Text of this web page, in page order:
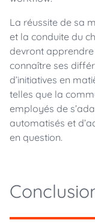
La réussite de sa
et la conduite du
devront
connaître ses
d’initiatives en
telles que la
employés de
automatisés et
en question.